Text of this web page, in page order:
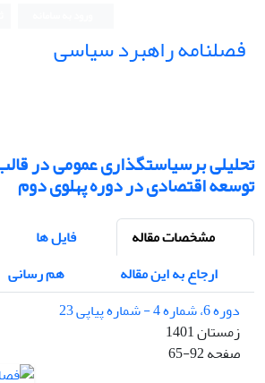
فصلنامه راهبرد سیاسی
تحلیلی برسیاستگذاری عمومی در
توسعه اقتصادی در دوره پهلوی دوم
مشخصات مقاله فایل ها
ارجاع به این مقاله
هم رسانی
دوره 6، شماره 4 - شماره پیاپی 23
زمستان 1401
صفحه65-92